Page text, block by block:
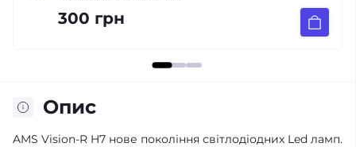
2 490 грн
Опис
AMS Vision-R H7 нове покоління світлодіодних Led ламп.